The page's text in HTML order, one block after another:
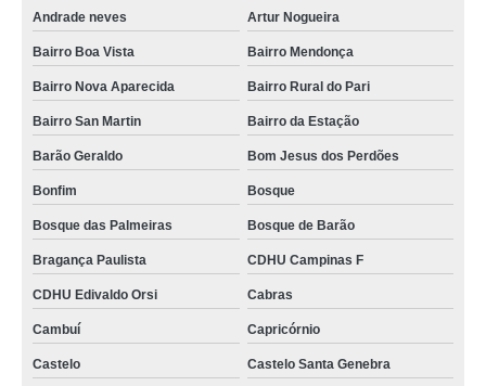
Andrade neves Artur Nogueira
Bairro Boa Vista Bairro Mendonça
Bairro Nova Aparecida Bairro Rural do Pari
Bairro San Martin Bairro da Estação
Barão Geraldo Bom Jesus dos Perdões
Bonfim Bosque
Bosque das Palmeiras Bosque de Barão
Bragança Paulista CDHU Campinas F
CDHU Edivaldo Orsi Cabras
Cambuí Capricórnio
Castelo Castelo Santa Genebra